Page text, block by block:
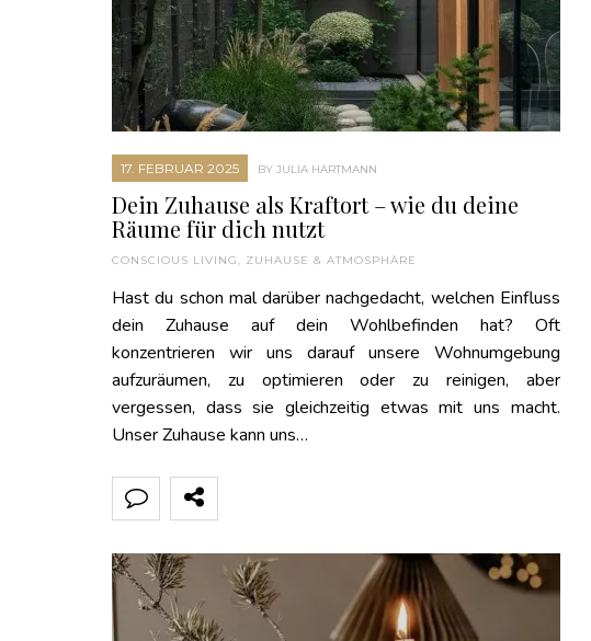
17. FEBRUAR 2025 BY JULIA HARTMANN
Dein Zuhause als Kraftort – wie du deine
Räume für dich nutzt
CONSCIOUS LIVING, ZUHAUSE & ATMOSPHÄRE
Hast du schon mal darüber nachgedacht, welchen Einfluss
dein Zuhause auf dein Wohlbefinden hat? Oft
konzentrieren wir uns darauf unsere Wohnumgebung
aufzuräumen, zu optimieren oder zu reinigen, aber
vergessen, dass sie gleichzeitig etwas mit uns macht.
Unser Zuhause kann uns…